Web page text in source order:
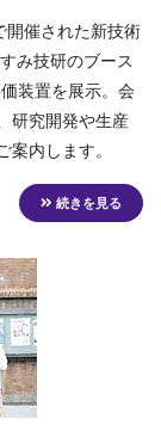
開催された新技術
み技研のブース
装置を展示。会
研究開発や生産
内します。
続きを見る